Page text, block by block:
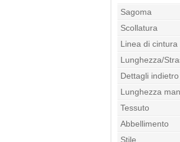
Sagoma
Scollatura
Linea di cintura
Lunghezza/
Dettagli indietro
Lunghezza
Tessuto
Abbellimento
Stile